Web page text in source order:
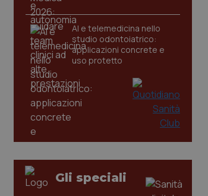
AI e telemedicina nello
studio odontoiatrico:
applicazioni concrete e
uso protetto
Gli speciali